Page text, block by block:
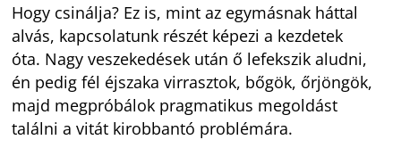
Hogy csinálja? Ez is, mint az egymásnak háttal
alvás, kapcsolatunk részét képezi a kezdetek
óta. Nagy veszekedések után ő lefekszik aludni,
én pedig fél éjszaka virrasztok, bőgök, őrjöngök,
majd megpróbálok pragmatikus megoldást
találni a vitát kirobbantó problémára.